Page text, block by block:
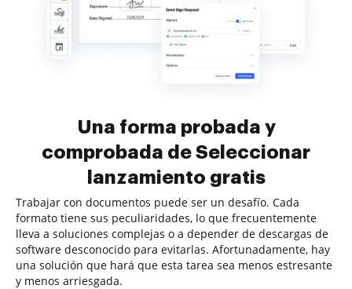
Una forma probada y
comprobada de Seleccionar
lanzamiento gratis
Trabajar con documentos puede ser un desafío. Cada
formato tiene sus peculiaridades, lo que frecuentemente
lleva a soluciones complejas o a depender de descargas de
software desconocido para evitarlas. Afortunadamente, hay
una solución que hará que esta tarea sea menos estresante
y menos arriesgada.